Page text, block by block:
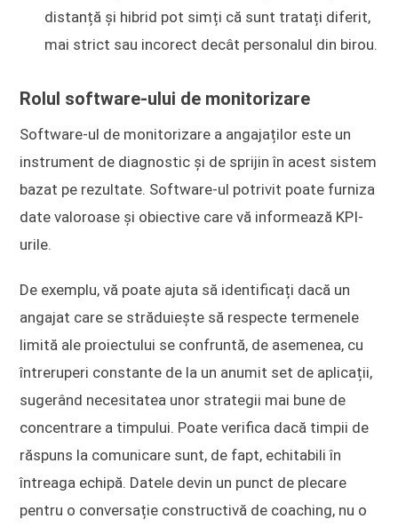
distanță și hibrid pot simți că sunt tratați diferit,
mai strict sau incorect decât personalul din birou.
Rolul software-ului de monitorizare
Software-ul de monitorizare a angajaților este un
instrument de diagnostic și de sprijin în acest sistem
bazat pe rezultate. Software-ul potrivit poate furniza
date valoroase și obiective care vă informează KPI-
urile.
De exemplu, vă poate ajuta să identificați dacă un
angajat care se străduiește să respecte termenele
limită ale proiectului se confruntă, de asemenea, cu
întreruperi constante de la un anumit set de aplicații,
sugerând necesitatea unor strategii mai bune de
concentrare a timpului. Poate verifica dacă timpii de
răspuns la comunicare sunt, de fapt, echitabili în
întreaga echipă. Datele devin un punct de plecare
pentru o conversație constructivă de coaching, nu o